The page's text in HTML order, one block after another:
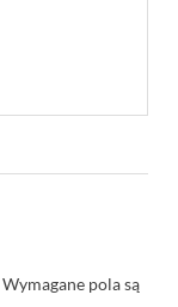
Wymagane pola są